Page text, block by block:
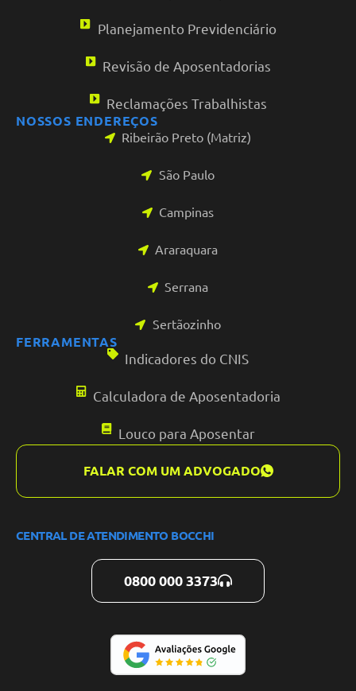
Planejamento Previdenciário
Revisão de Aposentadorias
Reclamações Trabalhistas
NOSSOS ENDEREÇOS
Ribeirão Preto (Matriz)
São Paulo
Campinas
Araraquara
Serrana
Sertãozinho
FERRAMENTAS
Indicadores do CNIS
Calculadora de Aposentadoria
Louco para Aposentar
FALAR COM UM ADVOGADO
CENTRAL DE ATENDIMENTO BOCCHI
0800 000 3373